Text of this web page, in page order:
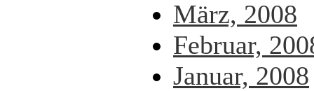
März, 2008
Februar,
Januar, 2008